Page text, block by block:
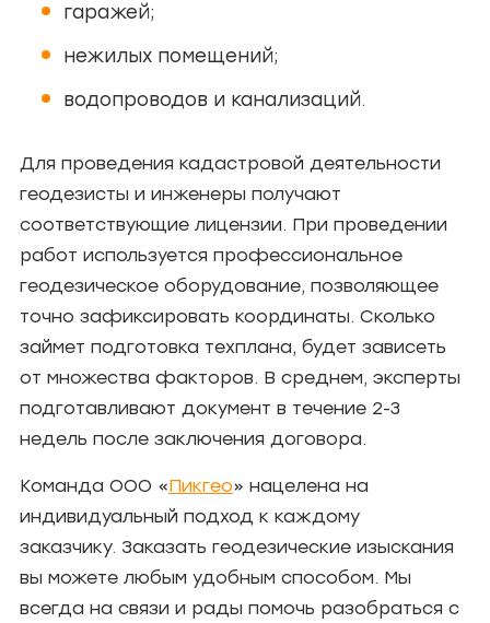
гаражей;
нежилых помещений;
водопроводов и канализаций.
Для проведения кадастровой деятельности
геодезисты и инженеры получают
соответствующие лицензии. При проведении
работ используется профессиональное
геодезическое оборудование, позволяющее
точно зафиксировать координаты. Сколько
займет подготовка техплана, будет зависеть
от множества факторов. В среднем, эксперты
подготавливают документ в течение 2-3
недель после заключения договора.
Команда ООО «Пикгео» нацелена на
индивидуальный подход к каждому
заказчику. Заказать геодезические изыскания
вы можете любым удобным способом. Мы
всегда на связи и рады помочь разобраться с